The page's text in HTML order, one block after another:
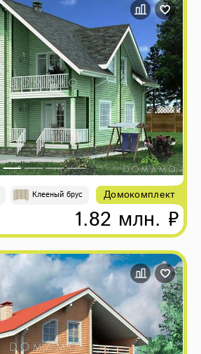
Клееный брус Домокомплект
1.82 млн. ₽